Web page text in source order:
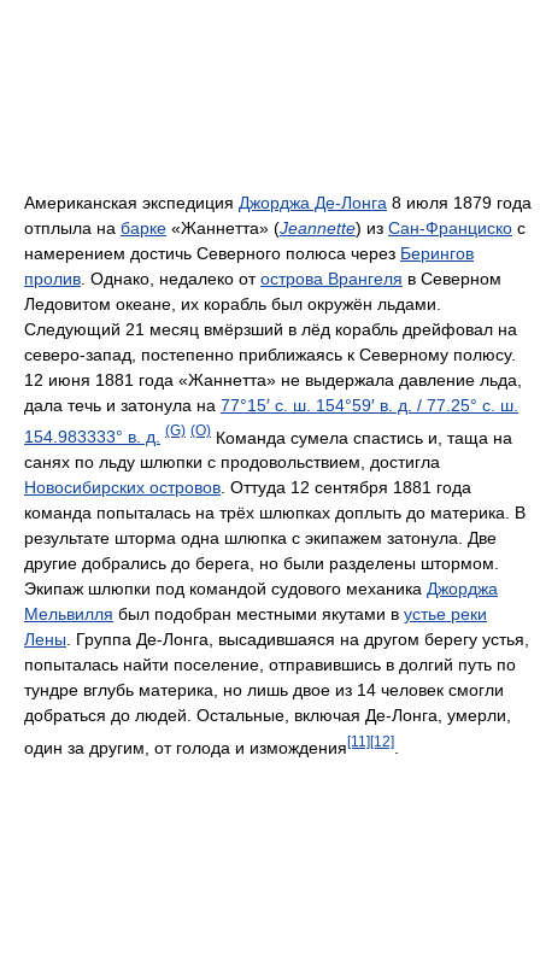
Американская экспедиция Джорджа Де-Лонга 8 июля 1879 года
отплыла на барке «Жаннетта» (Jeannette) из Сан-Франциско с
намерением достичь Северного полюса через Берингов
пролив . Однако, недалеко отострова Врангеля в Северном
Ледовитом океане, их корабль был окружён льдами.
Следующий 21 месяц вмёрзший в лёд корабль дрейфовал на
северо-запад, постепенно приближаясь к Северному полюсу.
12 июня 1881 года «Жаннетта» не выдержала давление льда,
дала течь и затонула на 77°15′ с. ш. 154°59′ в. д. / 77.25° с. ш.
154.983333° в. д. (G) (O) Команда сумела спастись и, таща на
санях по льду шлюпки с продовольствием, достигла
Новосибирских островов. Оттуда 12 сентября 1881 года
команда попыталась на трёх шлюпках доплыть до материка. В
результате шторма одна шлюпка с экипажем затонула. Две
другие добрались до берега, но были разделены штормом.
Экипаж шлюпки под командой судового механика Джорджа
Мельвилля был подобран местными якутами в устье реки
Лены. Группа Де-Лонга, высадившаяся на другом берегу устья,
попыталась найти поселение, отправившись в долгий путь по
тундре вглубь материка, но лишь двое из 14 человек смогли
добраться до людей. Остальные, включая Де-Лонга, умерли,
один за другим, от голода и измождения [11] [12]